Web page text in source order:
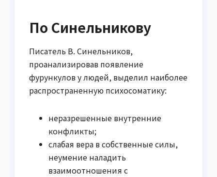
По Синельникову
Писатель В. Синельников,
проанализировав появление
фурункулов у людей, выделил наиболее
распространенную психосоматику:
неразрешенные внутренние
конфликты;
слабая вера в собственные силы,
неумение наладить
взаимоотношения с